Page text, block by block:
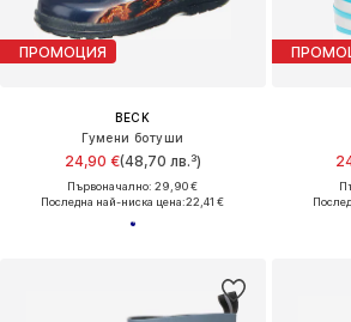
ПРОМОЦИЯ
BECK
Гумени ботуши
24,90 €(48,70 лв.³)
Първоначално: 29,90 €
Последна най-ниска цена:22,41 €